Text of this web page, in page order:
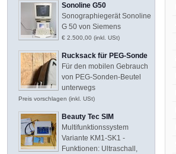
Sonoline G50
Sonographiegerät Sonoline
G 50 von Siemens
€ 2.500,00 (inkl. USt)
Rucksack für PEG-Sonde
Für den mobilen Gebrauch
von PEG-Sonden-Beutel
unterwegs
Preis vorschlagen (inkl. USt)
Beauty Tec SIM
Multifunktionssystem
Variante KM1-SK1 -
Funktionen: Ultraschall,